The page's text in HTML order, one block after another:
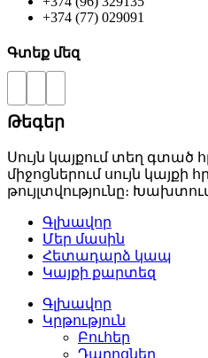
+374 (77) 029091
Գտեք մեզ
Թեգեր
Սույն կայքում տեղ գտած
միջոցներում սույն
թույլտվությունը։
Գլխավոր
Մեր մասին
Հետադարձ կապ
Կայքի քարտեզ
Գլխավոր
Կրթություն
Բուհեր­
Դպրոցներ­